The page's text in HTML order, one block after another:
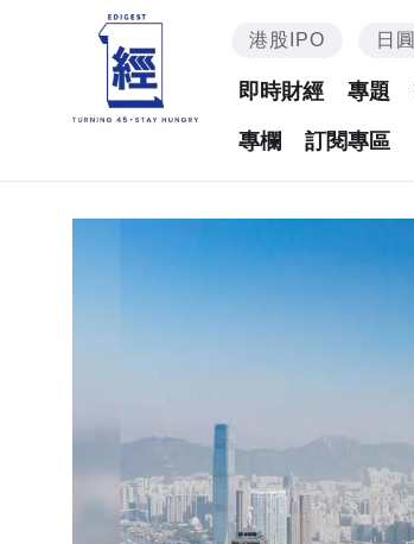
港股IPO 日圓
即時財經 專題
專欄 訂閱專區